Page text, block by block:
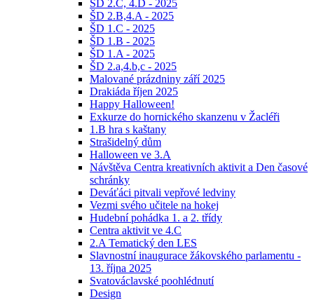
ŠD 2.C, 4.D - 2025
ŠD 2.B,4.A - 2025
ŠD 1.C - 2025
ŠD 1.B - 2025
ŠD 1.A - 2025
ŠD 2.a,4.b,c - 2025
Malované prázdniny září 2025
Drakiáda říjen 2025
Happy Halloween!
Exkurze do hornického skanzenu v Žacléři
1.B hra s kaštany
Strašidelný dům
Halloween ve 3.A
Návštěva Centra kreativních aktivit a Den časové
schránky
Deváťáci pitvali vepřové ledviny
Vezmi svého učitele na hokej
Hudební pohádka 1. a 2. třídy
Centra aktivit ve 4.C
2.A Tematický den LES
Slavnostní inaugurace žákovského parlamentu -
13. října 2025
Svatováclavské poohlédnutí
Design